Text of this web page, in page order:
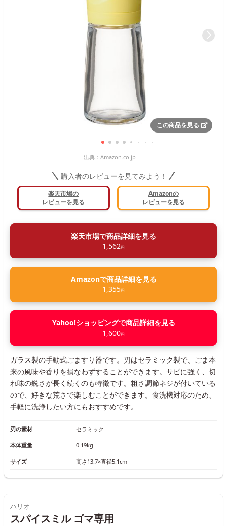
この商品を見る
出典： Amazon.co.jp
購入者のレビューを見てみよう！
楽天市場の
レビューを見る
Amazonの
レビューを見る
楽天市場で商品詳細を見る
1,562円
Amazonで商品詳細を見る
1,355円
Yahoo!ショッピングで商品詳細を見る
1,600円
ガラス製の手動式ごますり器です。刃はセラミック製で、ごま本
来の風味や香りを損なわずすることができます。サビに強く、切
れ味の鋭さが長く続くのも特徴です。粗さ調節ネジが付いている
ので、好きな荒さで楽しむことができます。食洗機対応のため、
手軽に洗浄したい方にもおすすめです。
刃の素材 セラミック
本体重量 0.19kg
サイズ 高さ13.7×直径5.1cm
ハリオ
スパイスミル ゴマ専用